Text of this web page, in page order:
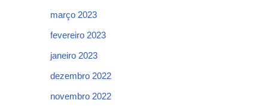
março 2023
fevereiro 2023
janeiro 2023
dezembro 2022
novembro 2022